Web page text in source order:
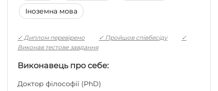
Іноземна мова
✓ Диплом перевірено ✓ Пройшов співбесіду
✓
Виконав тестове завдання
Виконавець про себе:
Доктор філософії (PhD)